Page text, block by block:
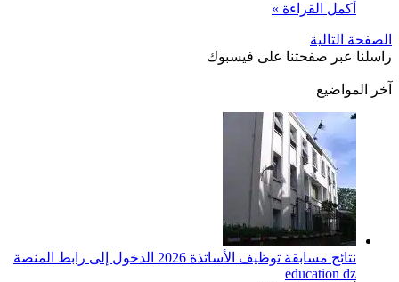
أكمل القراءة »
الصفحة التالية
راسلنا عبر صفحتنا على فيسبوك
آخر المواضيع
نتائج مسابقة توظيف الأساتذة 2026 الدخول إلى رابط المنصة
education dz